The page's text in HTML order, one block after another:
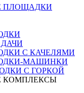
ПЛОЩАДКИ
С КАЧЕЛЯМИ
МАШИНКИ
С ГОРКОЙ
КОМПЛЕКСЫ